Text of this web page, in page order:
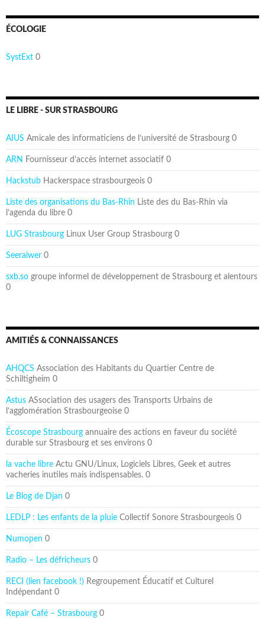
ÉCOLOGIE
SystExt 0
LE LIBRE - SUR STRASBOURG
AIUS Amicale des informaticiens de l’université de Strasbourg 0
ARN Fournisseur d’accès internet associatif 0
Hackstub Hackerspace strasbourgeois 0
Liste des organisations du Bas-Rhin Liste des du Bas-Rhin via
l’agenda du libre 0
LUG Strasbourg Linux User Group Strasbourg 0
Seeraiwer 0
sxb.so groupe informel de développement de Strasbourg et alentours
0
AMITIÉS & CONNAISSANCES
AHQCS Association des Habitants du Quartier Centre de
Schiltigheim 0
Astus ASsociation des usagers des Transports Urbains de
l’agglomération Strasbourgeoise 0
Écoscope Strasbourg annuaire des actions en faveur du société
durable sur Strasbourg et ses environs 0
la vache libre Actu GNU/Linux, Logiciels Libres, Geek et autres
vacheries inutiles mais indispensables. 0
Le Blog de Djan 0
LEDLP : Les enfants de la pluie Collectif Sonore Strasbourgeois 0
Numopen 0
Radio – Les défricheurs 0
RECI (lien facebook !) Regroupement Éducatif et Culturel
Indépendant 0
Repair Café – Strasbourg 0